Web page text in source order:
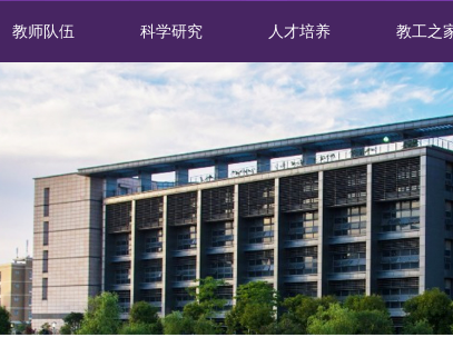
教师队伍 科学研究 人才培养 教工之